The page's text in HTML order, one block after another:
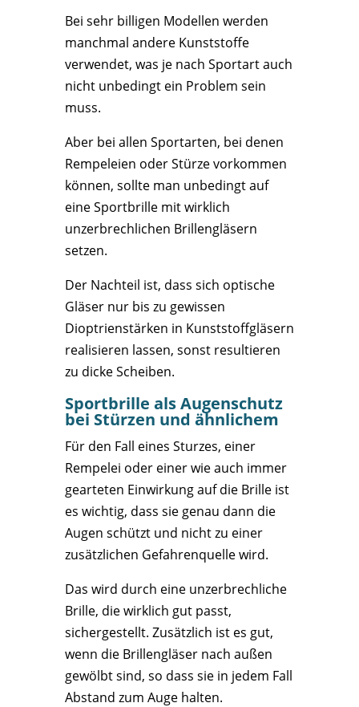
Bei sehr billigen Modellen werden
manchmal andere Kunststoffe
verwendet, was je nach Sportart auch
nicht unbedingt ein Problem sein
muss.
Aber bei allen Sportarten, bei denen
Rempeleien oder Stürze vorkommen
können, sollte man unbedingt auf
eine Sportbrille mit wirklich
unzerbrechlichen Brillengläsern
setzen.
Der Nachteil ist, dass sich optische
Gläser nur bis zu gewissen
Dioptrienstärken in Kunststoffgläsern
realisieren lassen, sonst resultieren
zu dicke Scheiben.
Sportbrille als Augenschutz
bei Stürzen und ähnlichem
Für den Fall eines Sturzes, einer
Rempelei oder einer wie auch immer
gearteten Einwirkung auf die Brille ist
es wichtig, dass sie genau dann die
Augen schützt und nicht zu einer
zusätzlichen Gefahrenquelle wird.
Das wird durch eine unzerbrechliche
Brille, die wirklich gut passt,
sichergestellt. Zusätzlich ist es gut,
wenn die Brillengläser nach außen
gewölbt sind, so dass sie in jedem Fall
Abstand zum Auge halten.